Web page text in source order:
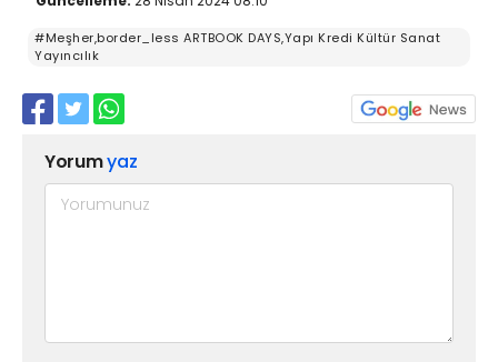
#Meşher,border_less ARTBOOK DAYS,Yapı Kredi Kültür Sanat
Yayıncılık
Yorumyaz